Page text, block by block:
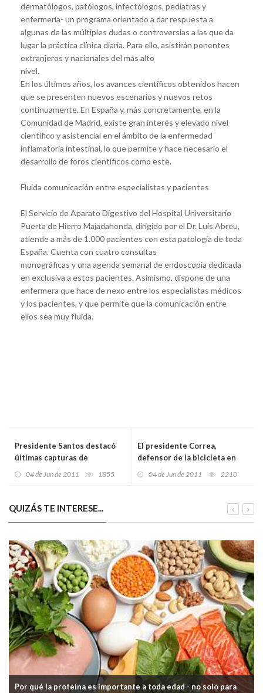
dermatólogos, patólogos, infectólogos, pediatras y
enfermería- un programa orientado a dar respuesta a
algunas de las múltiples dudas o controversias a las que da
lugar la práctica clínica diaria. Para ello, asistirán ponentes
extranjeros y nacionales del más alto
nivel.
En los últimos años, los avances científicos obtenidos hacen
que se presenten nuevos escenarios y nuevos retos
continuamente. En España y, más concretamente, en la
Comunidad de Madrid, existe gran interés y elevado nivel
científico y asistencial en el ámbito de la enfermedad
inflamatoria intestinal, lo que permite y hace necesario el
desarrollo de foros científicos como este.
Fluida comunicación entre especialistas y pacientes
El Servicio de Aparato Digestivo del Hospital Universitario
Puerta de Hierro Majadahonda, dirigido por el Dr. Luís Abreu,
atiende a más de 1.000 pacientes con esta patología de toda
España. Cuenta con cuatro consultas
monográficas y una agenda semanal de endoscopia dedicada
en exclusiva a estos pacientes. Asimismo, dispone de una
enfermera que hace de nexo entre los especialistas médicos
y los pacientes, y que permite que la comunicación entre
ellos sea muy fluida.
Presidente Santos destacó
últimas capturas de
04 de Jun de 2011 1855
El presidente Correa,
defensor de la bicicleta en
04 de Jun de 2011 2210
QUIZÁS TE INTERESE...
Por qué la proteína es importante a toda edad - no solo para